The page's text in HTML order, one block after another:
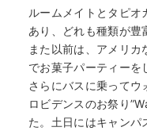
ルームメイトとタピ
あり、どれも種類が豊
また以前は、アメリ
でお菓子パーティーを
さらにバスに乗って
ロビデンスのお祭り
た。土日にはキャンパ